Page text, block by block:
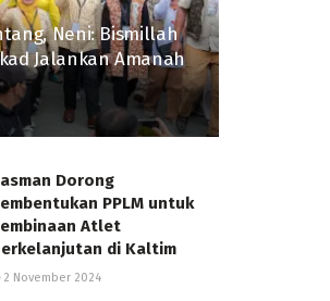
Neni: Bismillah
Jalankan Amanah
Dorong
PPLM untuk
Atlet
di Kaltim
2 November 2024